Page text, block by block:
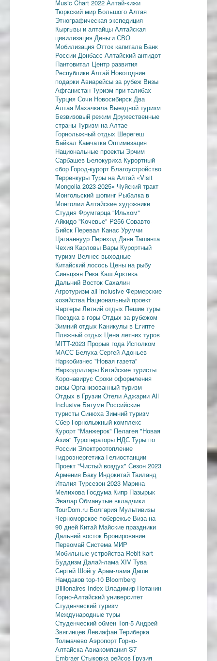
Music Chart 2022 Алтай-кижи
Тюркский мир Большого Алтая
Этнографическая экспедиция
Кыргызы и алтайцы Алтайская
цивилизация Деньги СВО
Мобилизация Отток капитала Банк
России Донбасс Алтайский антидот
Пантовитал Центр развития
Республики Алтай Новогодние
подарки Авиарейсы за рубеж Визы
Афганистан Туризм при талибах
Турция Сочи Новосибирск Два
Алтая Махачкала Выездной туризм
Безвизовый режим Дружественные
страны Туризм на Алтае
Горнолыжный отдых Шерегеш
Байкал КамчаткаОптимизация
Национальные проекты Эрчим
Сарбашев Белокуриха Курортный
сбор Город-курорт Благоустройство
Терренкуры Туры на Алтай «Visit
Mongolia 2023-2025» Чуйский тракт
Монгольский шопинг Рыбалка в
Монголии Алтайские художники
Студия Фрумгарца"Ильхом"
Айкидо "Кочевье" Р256 Совавто-
Бийск Перевал Канас Урумчи
Цагааннуур Переход Даян Ташанта
Чехия Карловы Вары Курортный
туризм Велнес-выходные
Китайский лосось Цены на рыбу
Синьцзян Река Каш Арктика
Дальний Восток Сахалин
Агротуризм all inclusive Фермерские
хозяйства Национальный проект
Чартеры Летний отдых Пешие туры
Поездка в горы Отдых за рубежом
Зимний отдых Каникулы в Египте
Пляжный отдых Цена летних туров
MITT-2023 Прорыв года Исполком
МАСС БелухаСергей Адоньев
Наркобизнес "Новая газета"
Наркодоллары Китайские туристы
Коронавирус Сроки оформления
визы Организованный туризм
Отдых в Грузии Отели Аджарии All
Inclusive Батуми Российские
туристы СинюхаЗимний туризм
Сбер Горнолыжный комплекс
Курорт "Манжерок" Пелагея "Новая
Азия" Туроператоры НДС Туры по
России Электроотопление
Гидроэнергетика Гелиостанции
Проект "Чистый воздух" Сезон 2023
Армения Баку Индокитай Таиланд
Италия Турсезон 2023 Марина
Мелихова Госдума Кипр Пазырык
Эвалар Обманутые вкладчики
TourDom.ru Болгария Мультивизы
Черноморское побережье Виза на
90 дней Китай Майские праздники
Дальний восток Бронирование
Первомай Система МИР
Мобильные устройства Rebit kart
Буддизм Далай-лама XIV Тува
Сергей Шойгу Арам-ламаДаши
Намдаков top-10 Bloomberg
Billionaires Index Владимир Потанин
Горно-Алтайский университет
Студенческий туризм
Международные туры
Студенческий обмен Топ-5 Андрей
Звягинцев Левиафан Териберка
Толмачево Аэропорт Горно-
АлтайскаАвиакомпания S7
EmbraerСтыковка рейсов Грузия